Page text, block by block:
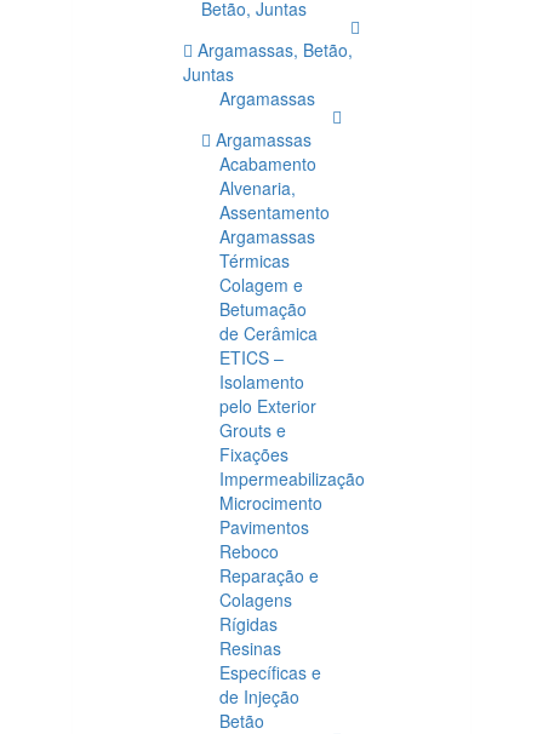
Betão, Juntas
Argamassas, Betão,
Juntas
Argamassas
Argamassas
Acabamento
Alvenaria,
Assentamento
Argamassas
Térmicas
Colagem e
Betumação
de Cerâmica
ETICS –
Isolamento
pelo Exterior
Grouts e
Fixações
Impermeabilização
Microcimento
Pavimentos
Reboco
Reparação e
Colagens
Rígidas
Resinas
Específicas e
de Injeção
Betão